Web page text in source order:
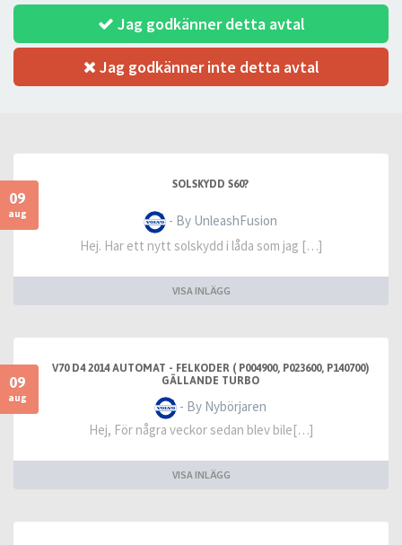
Jag godkänner detta avtal
Jag godkänner inte detta avtal
09
aug
SOLSKYDD S60?
- By UnleashFusion
Hej. Har ett nytt solskydd i låda som jag […]
VISA INLÄGG
09
aug
V70 D4 2014 AUTOMAT - FELKODER ( P004900, P023600, P140700)
GÄLLANDE TURBO
- By Nybörjaren
Hej, För några veckor sedan blev bile[…]
VISA INLÄGG